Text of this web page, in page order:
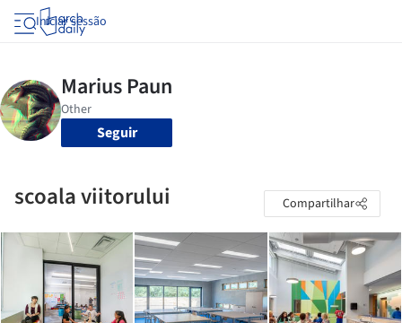
Iniciar sessão
Seguir
scoala viitorului Compartilhar